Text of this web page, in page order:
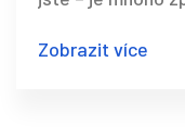
technika.
Zobrazit více